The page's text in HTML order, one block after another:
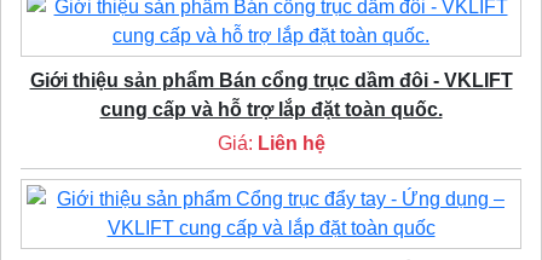
Giới thiệu sản phẩm Bán cổng trục dầm đôi - VKLIFT
cung cấp và hỗ trợ lắp đặt toàn quốc.
Giá: Liên hệ